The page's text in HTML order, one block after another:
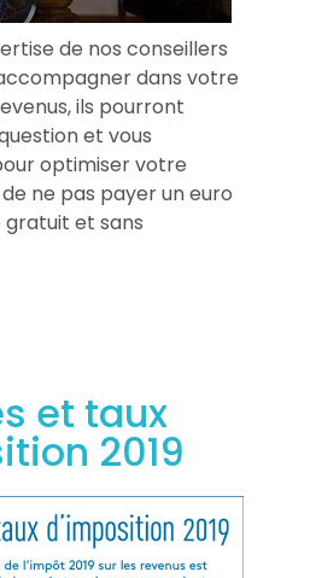
de nos conseillers
dans votre
ils pourront
et vous
optimiser votre
ne pas payer un euro
et sans
et taux
2019